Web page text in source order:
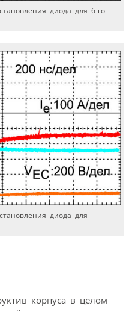
диода для 6-го
диода для
корпуса в целом